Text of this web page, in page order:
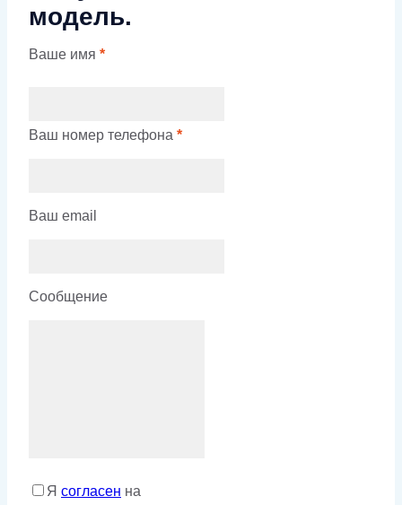
модель.
Ваше имя *
Ваш номер телефона *
Ваш email
Сообщение
Я согласен на